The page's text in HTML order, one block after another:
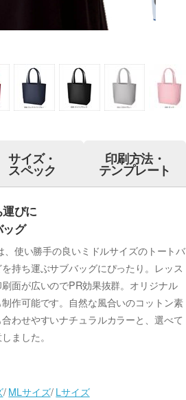
サイズ・
スペック
印刷方法・
テンプレート
びに
グ
、使い勝手の良いミドルサイズのトートバ
持ち運ぶサブバッグにぴったり。レッス
面が広いのでPR効果抜群。オリジナル
作可能です。自然な風合いのコットン素
わせやすいナチュラルカラーと、選べて
ました。
/ MLサイズ/ Lサイズ